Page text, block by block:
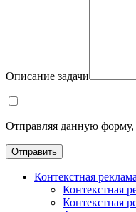
Описание задачи
Отправляя данную
Отправить
Контекстная
Контекстная
Контекстная